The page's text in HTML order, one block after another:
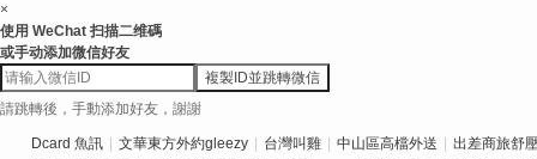
×
使用 WeChat 扫描二维碼
或手动添加微信好友
複製ID並跳轉微信
請跳轉後，手動添加好友，謝謝
Dcard 魚訊 文華東方外約gleezy 台灣叫雞 中山區高檔外送
出差商旅舒